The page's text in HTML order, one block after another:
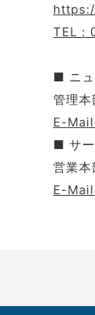
TEL：
■ ニュ
管理本
E-
■ サー
営業本
E-